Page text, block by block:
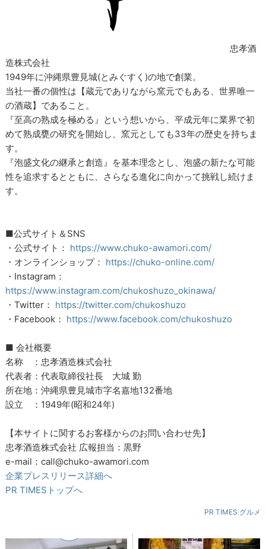
忠孝酒
造株式会社
1949年に沖縄県豊見城(とみぐすく)の地で創業。
当社一番の個性は【蔵元でありながら窯元でもある、世界唯一
の酒蔵】であること。
『至高の熟成を極める』という想いから、平成元年に業界で初
めて熟成甕の研究を開始し、窯元としても33年の歴史を持ちま
す。
『泡盛文化の継承と創造』を基本理念とし、泡盛の新たな可能
性を追求するとともに、さらなる進化に向かって挑戦し続けま
す。
■公式サイト＆SNS
・公式サイト： https://www.chuko-awamori.com/
・オンラインショップ： https://chuko-online.com/
・Instagram：
https://www.instagram.com/chukoshuzo_okinawa/
・Twitter： https://twitter.com/chukoshuzo
・Facebook： https://www.facebook.com/chukoshuzo
■ 会社概要
名称 ：忠孝酒造株式会社
代表者：代表取締役社長 大城 勤
所在地：沖縄県豊見城市字名嘉地132番地
設立 ：1949年(昭和24年)
【本サイトに関するお客様からのお問い合わせ先】
忠孝酒造株式会社 広報担当：黒野
e-mail：call@chuko-awamori.com
企業プレスリリース詳細へ
PR TIMESトップへ
PR TIMES グルメ